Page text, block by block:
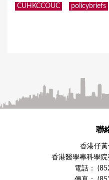
CUHKCCOUC
policybriefs
聯
香港仔
香港醫學專科學
電話：